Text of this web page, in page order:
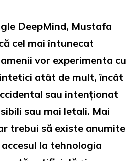
DeepMind, Mustafa
cel mai întunecat
vor experimenta cu
atât de mult, încât
sau intenționat
sau mai letali. Mai
trebui să existe anumite
la tehnologia